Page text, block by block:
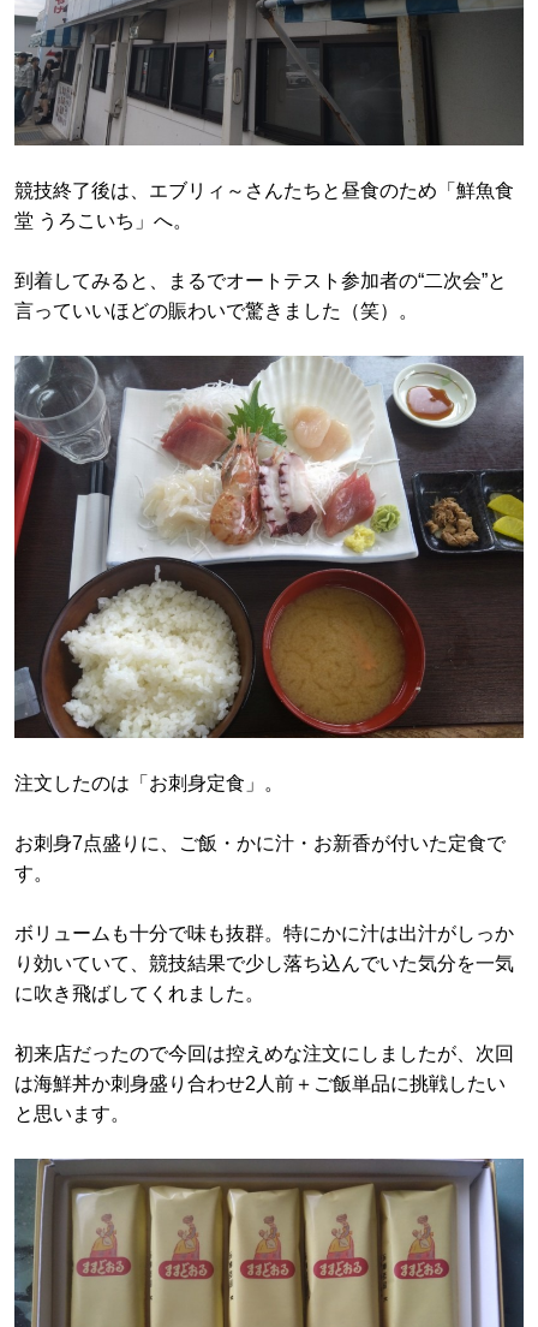
競技終了後は、エブリィ～さんたちと昼食のため「鮮魚食
堂 うろこいち」へ。
到着してみると、まるでオートテスト参加者の“二次会”と
言っていいほどの賑わいで驚きました（笑）。
注文したのは「お刺身定食」。
お刺身7点盛りに、ご飯・かに汁・お新香が付いた定食で
す。
ボリュームも十分で味も抜群。特にかに汁は出汁がしっか
り効いていて、競技結果で少し落ち込んでいた気分を一気
に吹き飛ばしてくれました。
初来店だったので今回は控えめな注文にしましたが、次回
は海鮮丼か刺身盛り合わせ2人前＋ご飯単品に挑戦したい
と思います。